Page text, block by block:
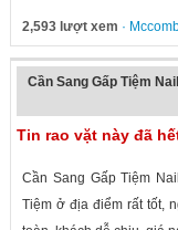
2,593 lượt xem ·
Cần Sang Gấp Tiệm
Tin rao vặt này đã
Cần Sang Gấp Tiệm
Tiệm ở địa điểm rất tốt,